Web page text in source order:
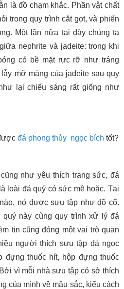
là đồ chạm khắc. Phần vật chất
trong quy trình cắt gọt, và phiến
Một lần nữa tại đây chúng ta
nephrite và jadeite: trong khi
có bề mặt rực rỡ như tráng
mỡ màng của jadeite sau quy
lại chiếu sáng rất giống như
đá phong thủy ngọc bích tốt?
như yêu thích trang sức, đá
loài đá quý có sức mê hoặc. Tại
nó được sưu tập như đồ cổ.
quý này cùng quy trình xử lý đá
tin cũng đóng một vai trò quan
người thích sưu tập đá ngọc
thuốc hít, hộp đựng thuốc
vì mỗi nhà sưu tập có sở thích
của mình về mầu sắc, kiểu cách